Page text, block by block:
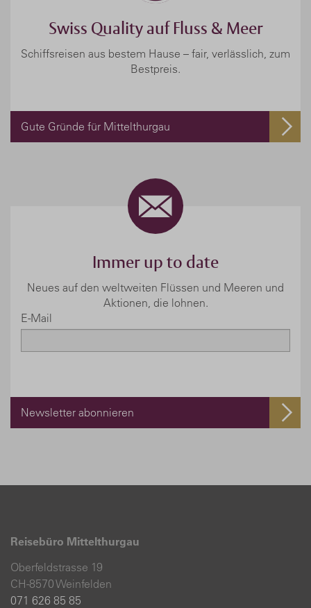
Swiss Quality auf Fluss & Meer
Schiffsreisen aus bestem Hause – fair, verlässlich, zum
Bestpreis.
Gute Gründe für Mittelthurgau
Immer up to date
Neues auf den weltweiten Flüssen und Meeren und
Aktionen, die lohnen.
E-Mail
Newsletter abonnieren
Reisebüro Mittelthurgau
Oberfeldstrasse 19
CH-8570 Weinfelden
071 626 85 85